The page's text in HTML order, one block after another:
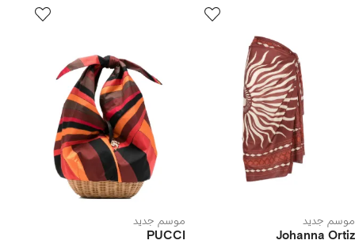
موسم جديد
Johanna Ortiz
موسم جديد
PUCCI